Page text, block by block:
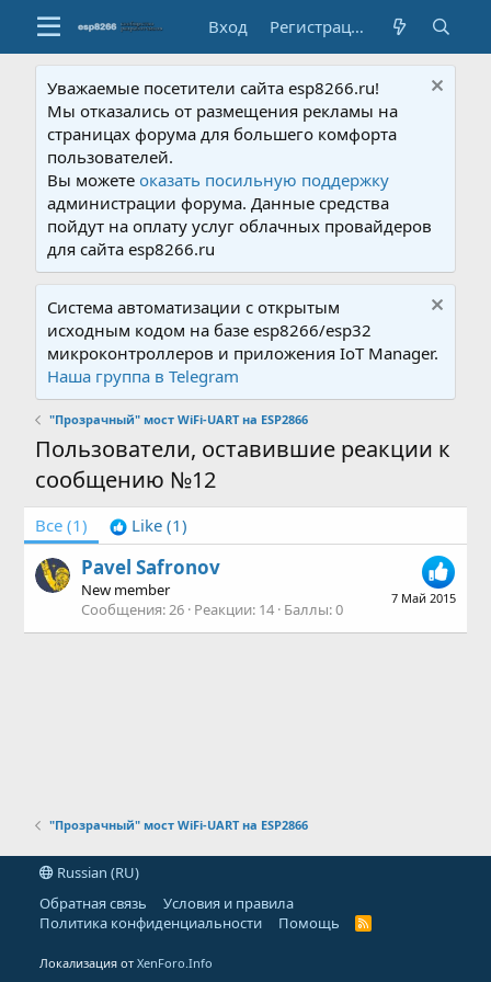
Вход Регистрация
Уважаемые посетители сайта esp8266.ru!
Мы отказались от размещения рекламы на
страницах форума для большего комфорта
пользователей.
Вы можетеоказать посильную поддержку
администрации форума. Данные средства
пойдут на оплату услуг облачных провайдеров
для сайта esp8266.ru
Система автоматизации с открытым
исходным кодом на базе esp8266/esp32
микроконтроллеров и приложения IoT Manager.
Наша группа в Telegram
"Прозрачный" мост WiFi-UART на ESP2866
Пользователи, оставившие реакции к
сообщению №12
Все (1) Like (1)
7 Май 2015
Pavel Safronov
New member
Сообщения 26 Реакции 14 Баллы 0
"Прозрачный" мост WiFi-UART на ESP2866
Russian (RU)
Обратная связь
Условия и правила
Политика конфиденциальности
Помощь
R
Локализация отXenForo.Info